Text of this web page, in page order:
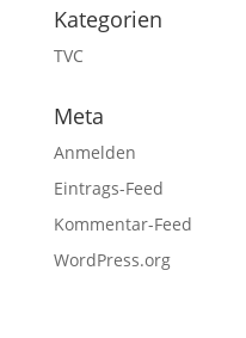
Kategorien
TVC
Meta
Anmelden
Eintrags-Feed
Kommentar-Feed
WordPress.org